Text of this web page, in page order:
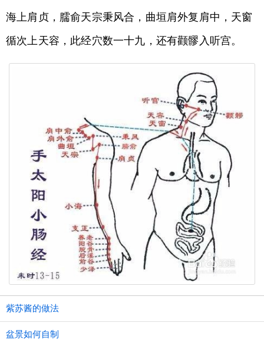
海上肩贞，臑俞天宗秉风合，曲垣肩外复肩中，天窗
循次上天容，此经穴数一十九，还有颧髎入听宫。
紫苏酱的做法
盆景如何自制